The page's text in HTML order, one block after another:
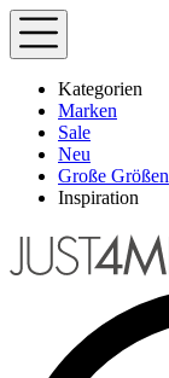
Kategorien
Marken
Sale
Neu
Große Größen
Inspiration